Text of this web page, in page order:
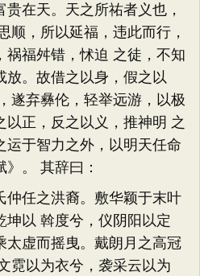
在天。天之所祐者义也，
顺，所以延福，违此而行，
祸福舛错，怵迫 之徒，不知
放。故借之以身，假之以
遂弃彝伦，轻举远游，以极
正，反之以义，推神明 之
运于智力之外，以明天任命
。 其辞曰：
任之洪裔。敷华颖于末叶
坤以 斡度兮，仪阴阳以定
太虚而摇曳。戴朗月之高冠
霓以为衣兮，袭采云以为